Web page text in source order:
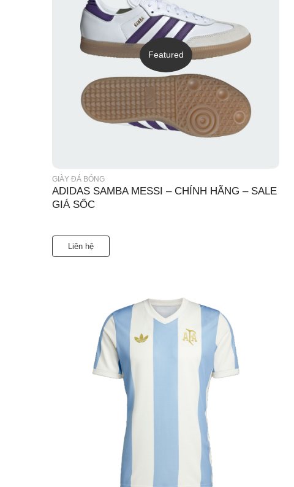
Featured
GIÀY ĐÁ BÓNG
ADIDAS SAMBA MESSI – CHÍNH HÃNG – SALE
GIÁ SỐC
Liên hệ